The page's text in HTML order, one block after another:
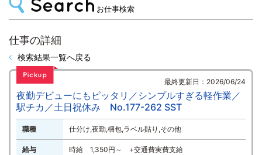
お仕事検索
仕事の詳細
検索結果一覧へ戻る
最終更新日：2026/06/24
夜勤デビューにもピッタリ／シンプルすぎる軽作業／
駅チカ／土日祝休み No.177-262 SST
職種 仕分け,夜勤,梱包,ラベル貼り,その他
給与 時給 1,350円～ +交通費実費支給